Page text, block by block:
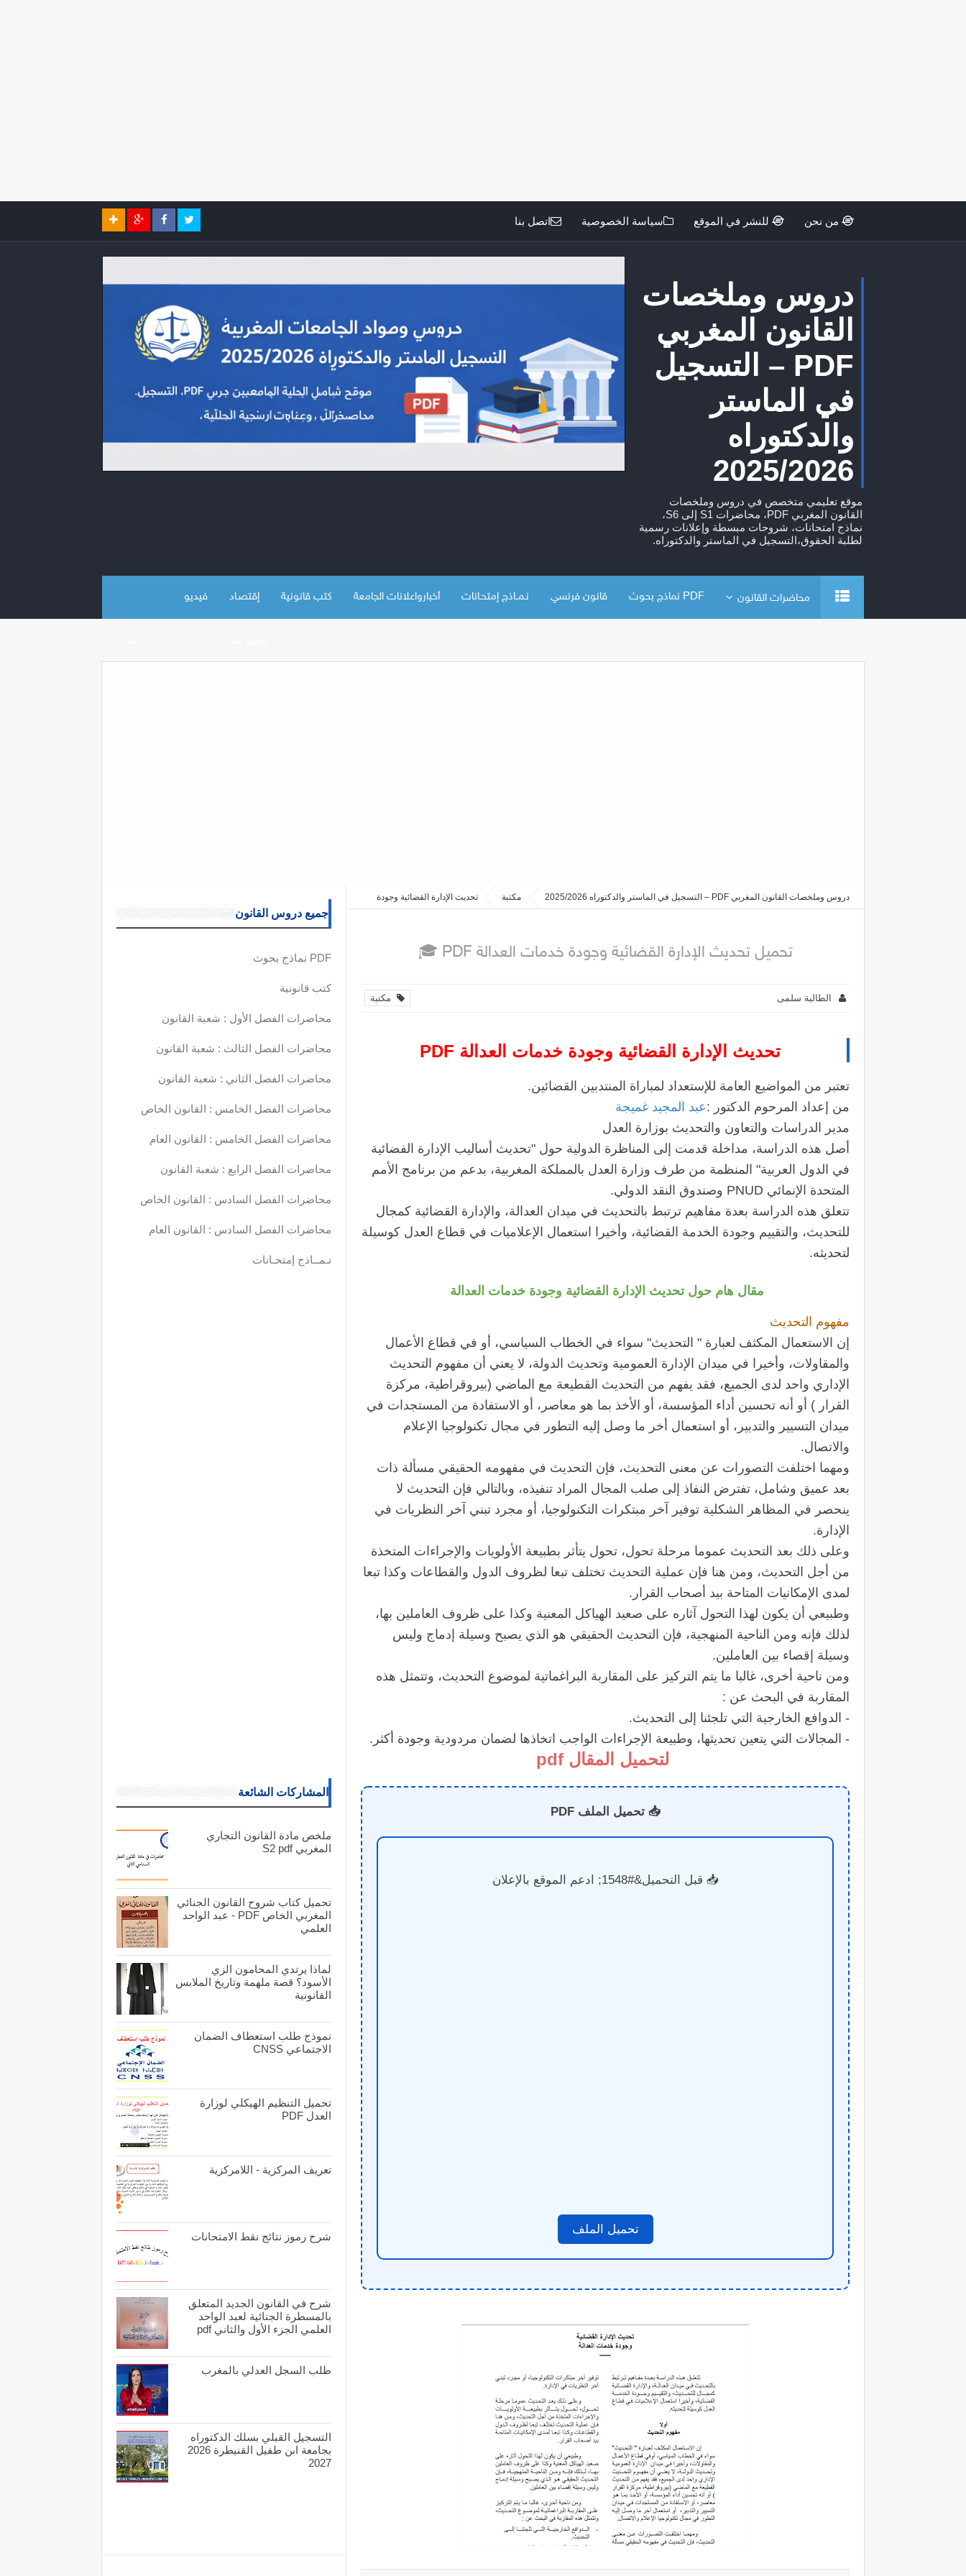
من نحن للنشر في الموقع سياسة الخصوصية اتصل بنا
دروس وملخصات
القانون المغربي
PDF – التسجيل
في الماستر
والدكتوراه
2025/2026
موقع تعليمي متخصص في دروس وملخصات
القانون المغربي PDF، محاضرات S1 إلى S6،
نماذج امتحانات، شروحات مبسطة وإعلانات رسمية
لطلبة الحقوق،التسجيل في الماستر والدكتوراه.
محاضرات القانون PDF نماذج بحوث قانون فرنسي نـمــاذج إمتحـانات أخبارواعلانات الجامعة كتب قانونية إقتصـاد فيديو
دروس وملخصات القانون المغربي PDF – التسجيل في الماستر والدكتوراه 2025/2026 مكتبة
تحديث الإدارة القضائية وجودة
تحميل تحديث الإدارة القضائية وجودة خدمات العدالة PDF
الطالبة سلمى مكتبة
تحديث الإدارة القضائية وجودة خدمات العدالة PDF
تعتبر من المواضيع العامة للإستعداد لمباراة المنتدبين القضائين.
من إعداد المرحوم الدكتور :عبد المجيد غميجة
مدير الدراسات والتعاون والتحديث‬ ‫بوزارة العدل
أصل هذه الدراسة، مداخلة قدمت إلى المناظرة الدولية حول "تحديث أساليب الإدارة الفضائية
في الدول العربية" المنظمة من طرف وزارة العدل بالمملكة المغربية، بدعم من برنامج الأمم
المتحدة الإنمائي PNUD وصندوق النقد الدولي.
تتعلق هذه الدراسة بعدة مفاهيم ترتبط بالتحديث في ميدان العدالة، والإدارة القضائية کمجال
للتحديث، والتقييم وجودة الخدمة القضائية، وأخيرا استعمال الإعلاميات في قطاع العدل كوسيلة
لتحديثه.
مقال هام حول تحديث الإدارة القضائية وجودة خدمات العدالة
مفهوم التحديث
إن الاستعمال المكثف لعبارة " التحديث" سواء في الخطاب السياسي، أو في قطاع الأعمال
والمقاولات، وأخيرا في ميدان الإدارة العمومية وتحديث الدولة، لا يعني أن مفهوم التحديث
الإداري واحد لدى الجميع، فقد يفهم من التحديث القطيعة مع الماضي (بيروقراطية، مركزة
القرار ) أو أنه تحسين أداء المؤسسة، أو الأخذ بما هو معاصر، أو الاستفادة من المستجدات في
ميدان التسيير والتدبير، أو استعمال أخر ما وصل إليه التطور في مجال تكنولوجيا الإعلام
والاتصال.
ومهما اختلفت التصورات عن معنی التحديث، فإن التحديث في مفهومه الحقيقي مسألة ذات
بعد عميق وشامل، تفترض النفاذ إلى صلب المجال المراد تنفيذه، وبالتالي فإن التحديث لا
ينحصر في المظاهر الشكلية توفير آخر مبتكرات التكنولوجيا، أو مجرد تبني آخر النظريات في
الإدارة.
وعلى ذلك بعد التحديث عموما مرحلة تحول، تحول يتأثر بطبيعة الأولويات والإجراءات المتخذة
من أجل التحديث، ومن هنا فإن عملية التحديث تختلف تبعا لظروف الدول والقطاعات وكذا تبعا
لمدى الإمكانيات المتاحة بيد أصحاب القرار.
وطبيعي أن يكون لهذا التحول آثاره على صعيد الهياكل المعنية وكذا على ظروف العاملين بها،
لذلك فإنه ومن الناحية المنهجية، فإن التحديث الحقيقي هو الذي يصبح وسيلة إدماج وليس
وسيلة إقصاء بين العاملين.
ومن ناحية أخرى، غالبا ما يتم التركيز على المقاربة البراغماتية لموضوع التحديث، وتتمثل هذه
المقاربة في البحث عن :
- الدوافع الخارجية التي تلجئنا إلى التحديث.
- المجالات التي يتعين تحديثها، وطبيعة الإجراءات الواجب اتخاذها لضمان مردودية وجودة أكثر.
‬ لتحميل المقال pdf
📥 تحميل الملف PDF
📥 قبل التحميل&#1548; ادعم الموقع بالإعلان
تحميل الملف
جميع دروس القانون
PDF نماذج بحوث
كتب قانونية
محاضرات الفصل الأول : شعبة القانون
محاضرات الفصل الثالث : شعبة القانون
محاضرات الفصل الثاني : شعبة القانون
محاضرات الفصل الخامس : القانون الخاص
محاضرات الفصل الخامس : القانون العام
محاضرات الفصل الرابع : شعبة القانون
محاضرات الفصل السادس : القانون الخاص
محاضرات الفصل السادس : القانون العام
نـمــاذج إمتحـانات
المشاركات الشائعة
ملخص مادة القانون التجاري
المغربي S2 pdf
تحميل كتاب شروح القانون الجنائي
المغربي الخاص PDF - عبد الواحد
العلمي
لماذا يرتدي المحامون الزي
الأسود؟ قصة ملهمة وتاريخ الملابس
القانونية
نموذج طلب استعطاف الضمان
الاجتماعي CNSS
تحميل التنظيم الهيكلي لوزارة
العدل PDF
تعريف المركزية - اللامركزية
شرح رموز نتائج نقط الامتحانات
شرح في القانون الجديد المتعلق
بالمسطرة الجنائية لعبد الواحد
العلمي الجزء الأول والثاني pdf
طلب السجل العدلي بالمغرب
التسجيل القبلي بسلك الدكتوراه
بجامعة ابن طفيل القنيطرة 2026
2027